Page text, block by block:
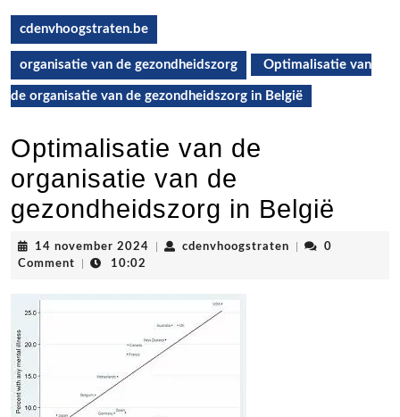
cdenvhoogstraten.be
organisatie van de gezondheidszorg Optimalisatie van
de organisatie van de gezondheidszorg in België
Optimalisatie van de
organisatie van de
gezondheidszorg in België
14 november 2024 14
cdenvhoogstraten cdenvhoogstraten
0
Comment
10:02